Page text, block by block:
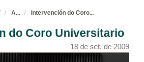
A... Intervención do Coro...
do Coro Universitario
18 de set. de 2009